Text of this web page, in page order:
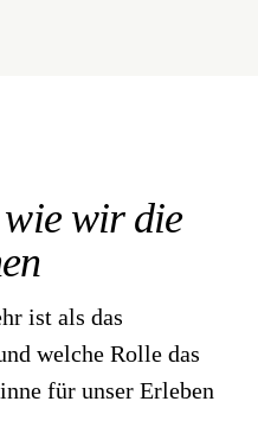
wie wir die
ist als das
welche Rolle das
für unser Erleben